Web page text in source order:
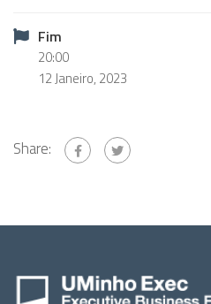
Fim
20:00
12 Janeiro, 2023
Share: